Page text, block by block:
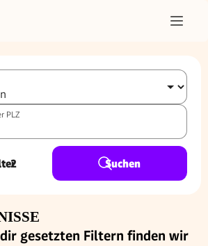
PLZ
2 Suchen
gesetzten Filtern finden wir